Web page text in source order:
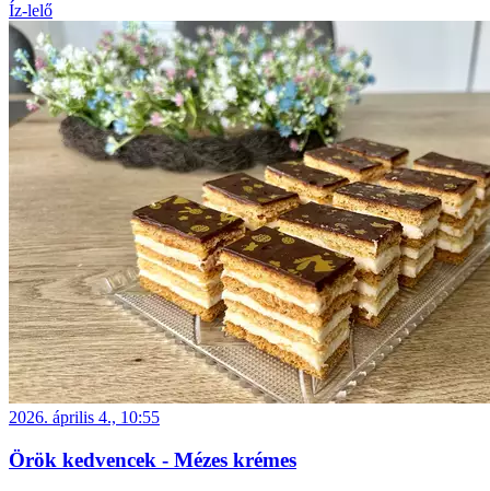
Íz-lelő
2026. április 4., 10:55
Örök kedvencek - Mézes krémes